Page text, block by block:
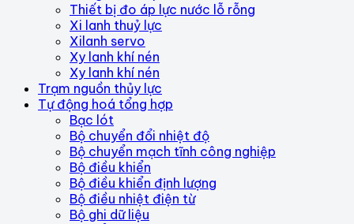
Thiết bị đo áp lực nước lỗ rỗng
Xi lanh thuỷ lực
Xilanh servo
Xy lanh khí nén
Xy lanh khí nén
Trạm nguồn thủy lực
Tự động hoá tổng hợp
Bạc lót
Bộ chuyển đổi nhiệt độ
Bộ chuyển mạch tĩnh công nghiệp
Bộ điều khiển
Bộ điều khiển định lượng
Bộ điều nhiệt điện từ
Bộ ghi dữ liệu